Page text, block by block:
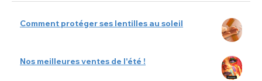
Comment protéger ses lentilles au soleil
Nos meilleures ventes de l'été !